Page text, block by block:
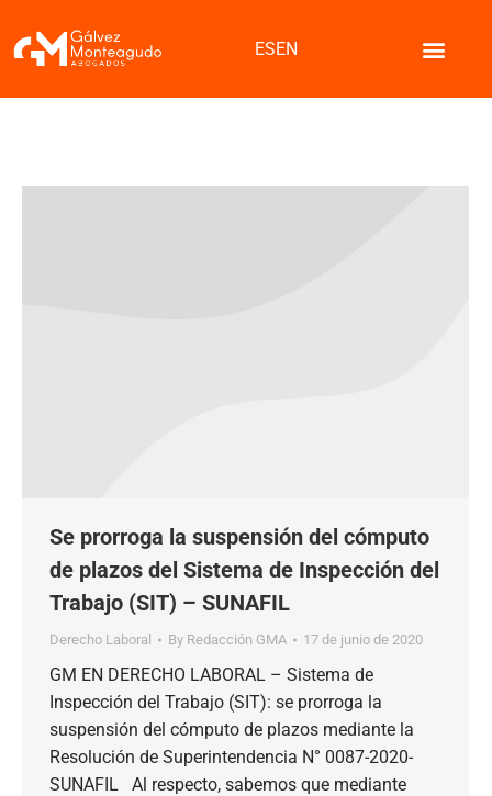
ESEN
Se prorroga la suspensión del cómputo
de plazos del Sistema de Inspección del
Trabajo (SIT) – SUNAFIL
Derecho Laboral By Redacción GMA 17 de junio de 2020
GM EN DERECHO LABORAL – Sistema de
Inspección del Trabajo (SIT): se prorroga la
suspensión del cómputo de plazos mediante la
Resolución de Superintendencia N° 0087-2020-
SUNAFIL Al respecto, sabemos que mediante